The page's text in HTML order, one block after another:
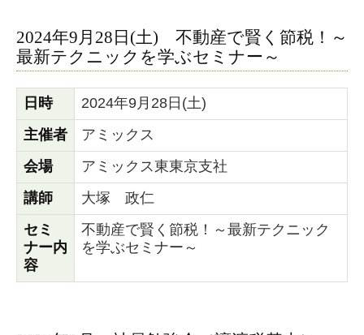
2024年9月28日(土) 不動産で賢く節税！～
最新テクニックを学ぶセミナー～
日時
2024年9月28日(土)
主催者
アミックス
会場
アミックス東東京支社
講師
大塚 政仁
セミ
ナー内
容
不動産で賢く節税！～最新テクニック
を学ぶセミナー～